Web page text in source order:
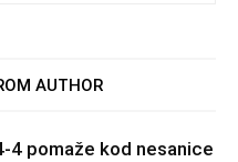
AUTHOR
4 pomaže kod nesanice